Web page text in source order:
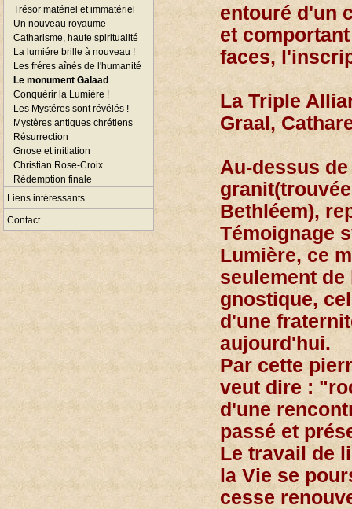
Trésor matériel et immatériel
Un nouveau royaume
Catharisme, haute spiritualité
La lumiére brille à nouveau !
Les fréres aînés de l'humanité
Le monument Galaad
Conquérir la Lumière !
Les Mystéres sont révélés !
Mystères antiques chrétiens
Résurrection
Gnose et initiation
Christian Rose-Croix
Rédemption finale
Liens intéressants
Contact
entouré d'un
et
faces,
La Triple
Graal,
Au-dessus
Bethléem),
Témoignage
Lumière, ce
seulement
gnostique,
d'une
aujourd'hui.
Par cette
veut dire :
d'une
passé et
Le travail de
la Vie se
cesse